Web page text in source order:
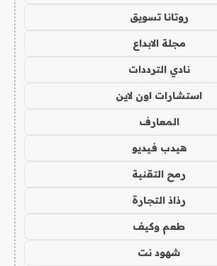
روتانا تسويق
مجلة الابداع
نادي الترددات
استشارات اون لاين
المعارف
هيدب فيديو
رمح التقنية
رذاذ التجارة
طعم وكيف
شهود نت